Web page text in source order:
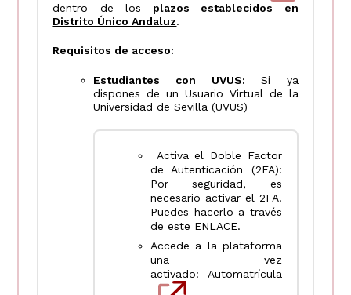
dentro de los plazos establecidos en
Distrito Único Andaluz.
Requisitos de acceso:
Estudiantes con UVUS: Si ya
dispones de un Usuario Virtual de la
Universidad de Sevilla (UVUS)
Activa el Doble Factor
de Autenticación (2FA):
Por seguridad, es
necesario activar el 2FA.
Puedes hacerlo a través
de este ENLACE.
Accede a la plataforma
una vez
activado: Automatrícula